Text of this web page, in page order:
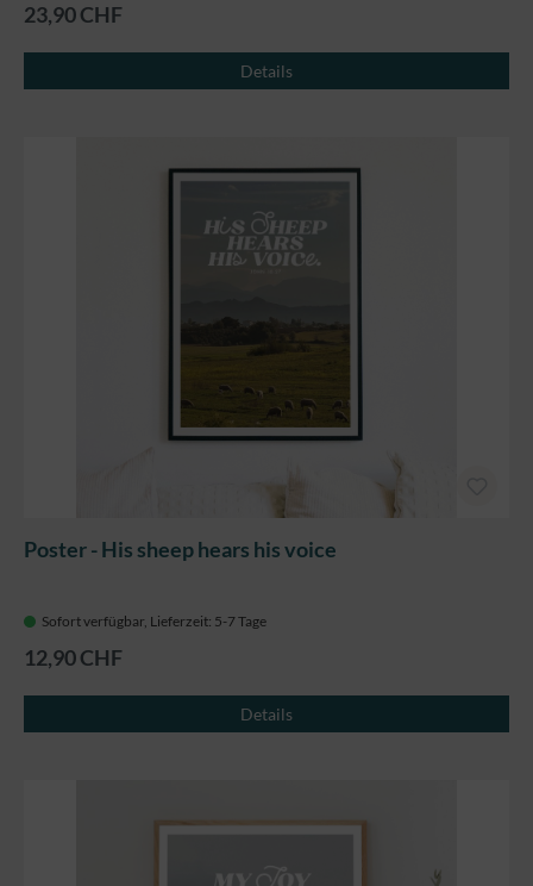
23,90 CHF
Details
Poster - His sheep hears his voice
Sofort verfügbar, Lieferzeit: 5-7 Tage
12,90 CHF
Details